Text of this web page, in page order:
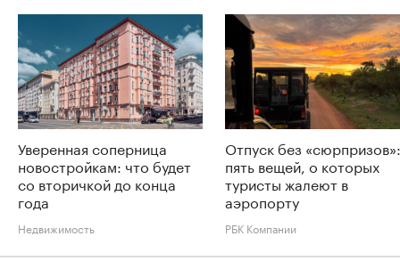
Уверенная соперница
новостройкам: что будет
со вторичкой до конца
года
Недвижимость
Отпуск без «сюрпризов»:
пять вещей, о которых
туристы жалеют в
аэропорту
РБК Компании